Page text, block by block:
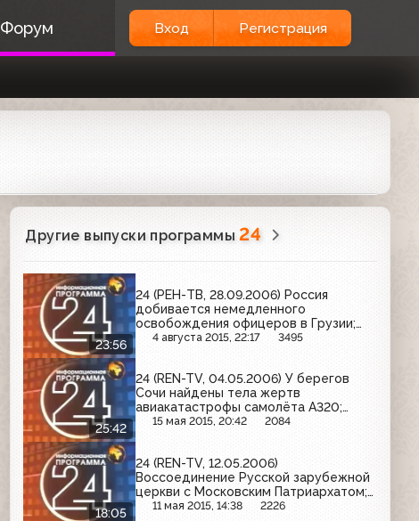
Форум Вход Регистрация
Другие выпуски программы24
23:56
24 (РЕН-ТВ, 28.09.2006) Россия
добивается немедленного
освобождения офицеров в Грузии;
скандал в Приволжско-Уральском
4 августа 2015, 22:17 3495
25:42
24 (REN-TV, 04.05.2006) У берегов
Сочи найдены тела жертв
авиакатастрофы самолёта А320;
задержание торговавших
15 мая 2015, 20:42 2084
18:05
24 (REN-TV, 12.05.2006)
Воссоединение Русской зарубежной
церкви с Московским Патриархатом;
поиски альпинистов на Эльбрусе;
11 мая 2015, 14:38 2226